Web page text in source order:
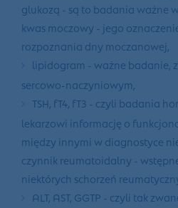
glukozą - są to badania ważne
kwas moczowy - jego
rozpoznania dny moczanowej,
lipidogram - ważne badanie,
sercowo-naczyniowym,
TSH, fT4, fT3 - czyli badania
lekarzowi informację o
między innymi w diagnostyce
czynnik reumatoidalny -
niektórych schorzeń
ALT, AST, GGTP - czyli tak